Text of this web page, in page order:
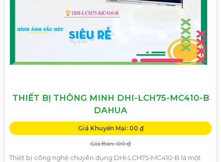
THIẾT BỊ THÔNG MINH DHI-LCH75-MC410-B
DAHUA
Giá Khuyến Mại: 00 ₫
Giá Bán: 00 ₫
Thiết bị công nghệ chuyên dụng DHI-LCH75-MC410-B là một